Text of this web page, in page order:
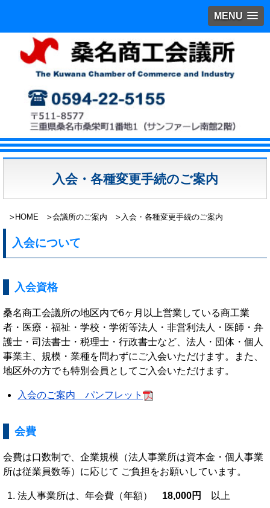
MENU
入会・各種変更手続のご案内
HOME 会議所のご案内 入会・各種変更手続のご案内
入会について
入会資格
桑名商工会議所の地区内で6ヶ月以上営業している商工業
者・医療・福祉・学校・学術等法人・非営利法人・医師・弁
護士・司法書士・税理士・行政書士など、法人・団体・個人
事業主、規模・業種を問わずにご入会いただけます。また、
地区外の方でも特別会員としてご入会いただけます。
入会のご案内 パンフレット
会費
会費は口数制で、企業規模（法人事業所は資本金・個人事業
所は従業員数等）に応じて ご負担をお願いしています。
法人事業所は、年会費（年額） 18,000円 以上